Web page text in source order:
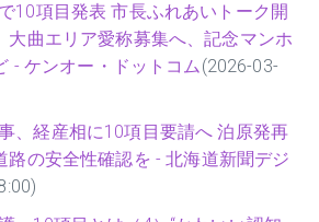
10項目発表 市長ふれあいトーク開
大曲エリア愛称募集へ、記念マンホ
- ケンオー・ドットコム(2026-03-
、経産相に10項目要請へ 泊原発再
路の安全性確認を - 北海道新聞デジ